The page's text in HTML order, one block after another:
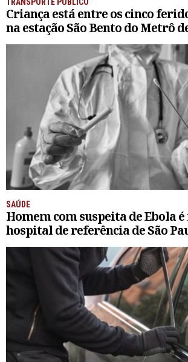
TRANSPORTE PÚBLICO
Criança está entre os cinco
na estação São Bento do Metrô
SAÚDE
Homem com suspeita de Ebola
hospital de referência de São